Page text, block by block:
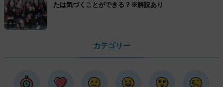
たは気づくことができる？※解説あり
カテゴリー